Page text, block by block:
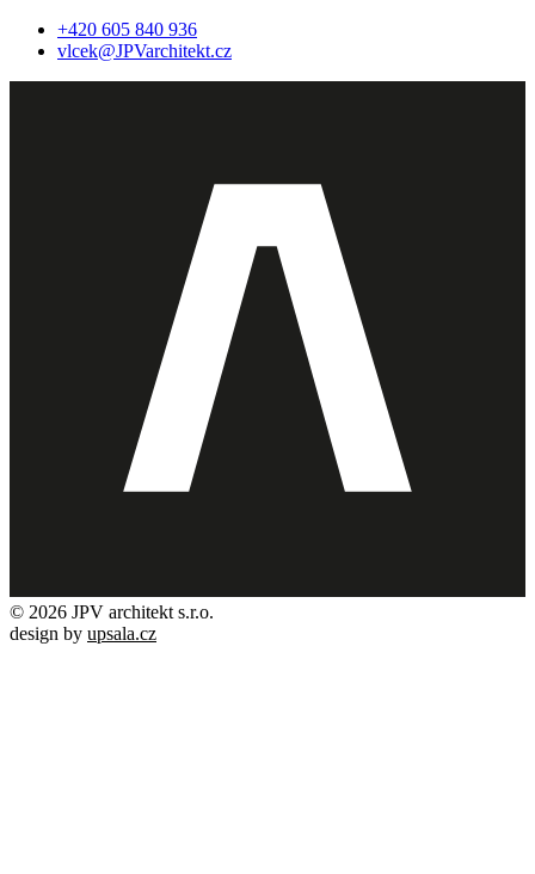
+420 605 840 936
vlcek@JPVarchitekt.cz
© 2026 JPV architekt s.r.o.
design by upsala.cz